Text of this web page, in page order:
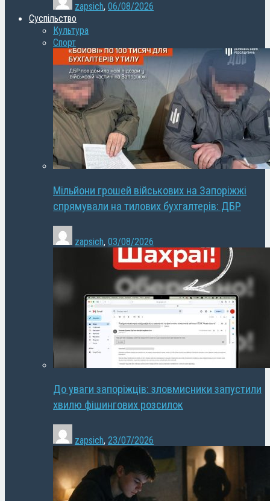
zapsich, 06/08/2026
Суспільство
Культура
Спорт
Мільйони грошей військових на Запоріжжі
спрямували на тилових бухгалтерів: ДБР
zapsich, 03/08/2026
До уваги запоріжців: зловмисники запустили
хвилю фішингових розсилок
zapsich, 23/07/2026